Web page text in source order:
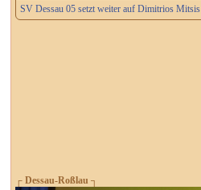
SV Dessau 05 setzt weiter auf Dimitrios Mitsis
┌ Dessau-Roßlau ┐